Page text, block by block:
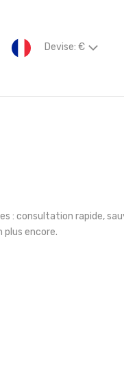
Devise: €
: consultation rapide,
plus encore.